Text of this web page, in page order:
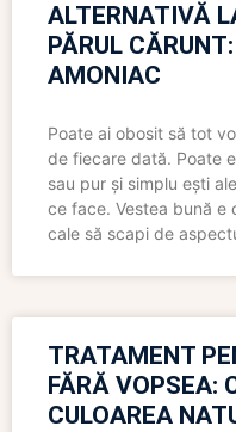
ALTERNATIVĂ
PĂRUL
AMONIAC
Poate ai obosit să tot
de fiecare dată. Poate
sau pur și simplu ești
ce face. Vestea bună e
cale să scapi de
TRATAMENT
FĂRĂ VOPSEA:
CULOAREA